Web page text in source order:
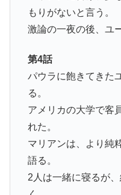
もりがないと言う。
激論の一夜の後、ユ
第4話
パウラに飽きてきた
る。
アメリカの大学で客
れた。
マリアンは、より純
語る。
2人は一緒に寝るが